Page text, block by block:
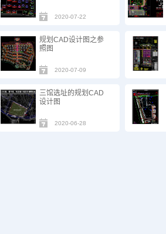
2020-07-22
规划CAD设计图之参
照图
2020-07-09
三馆选址的规划CAD
设计图
2020-06-28